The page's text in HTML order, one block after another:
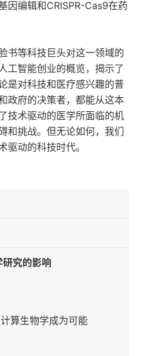
因编辑和CRISPR-Cas9在药
书等科技巨头对这一领域的
工智能创业的概览，揭示了
是对科技和医疗感兴趣的普
政府的决策者，都能从这本
技术驱动的医学所面临的机
和挑战。但无论如何，我们
驱动的科技时代。
研究的影响
算生物学成为可能